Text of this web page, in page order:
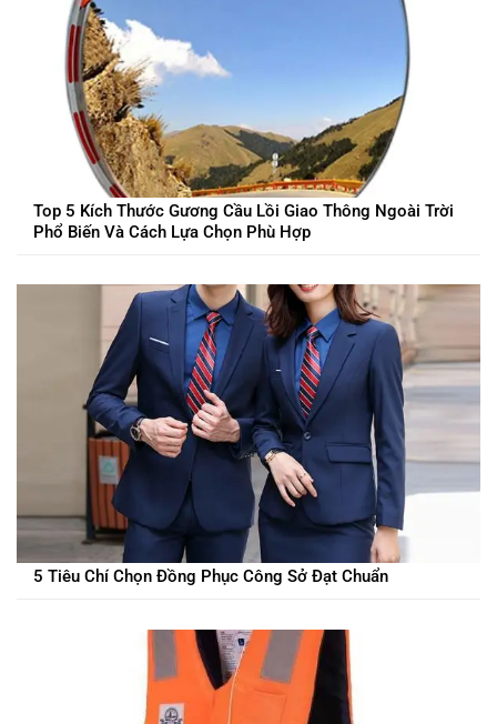
Top 5 Kích Thước Gương Cầu Lồi Giao Thông Ngoài Trời
Phổ Biến Và Cách Lựa Chọn Phù Hợp
5 Tiêu Chí Chọn Đồng Phục Công Sở Đạt Chuẩn